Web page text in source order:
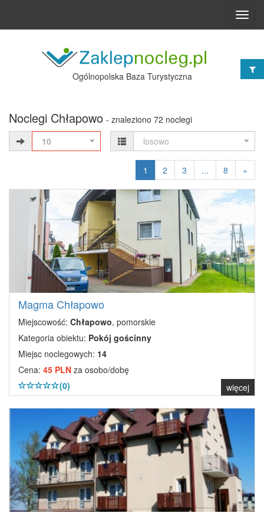
Ogólnopolska Baza Turystyczna
Noclegi Chłapowo - znaleziono 72 noclegi
10
losowo
1 2 3 ... 8 »
Magma Chłapowo
Miejscowość: Chłapowo, pomorskie
Kategoria obiektu: Pokój gościnny
Miejsc noclegowych: 14
Cena: 45 PLN za osobo/dobę
(0)
więcej